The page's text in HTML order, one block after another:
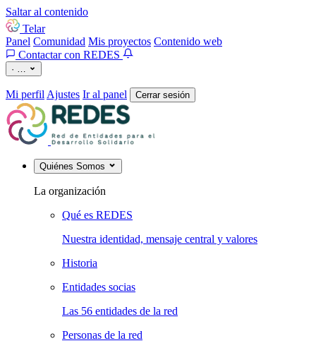
Saltar al contenido
Telar
Panel Comunidad Mis proyectos Contenido web
Contactar con REDES
· …
Mi perfil Ajustes Ir al panel Cerrar sesión
Quiénes Somos
La organización
Qué es REDES
Nuestra identidad, mensaje central y valores
Historia
Entidades socias
Las 56 entidades de la red
Personas de la red